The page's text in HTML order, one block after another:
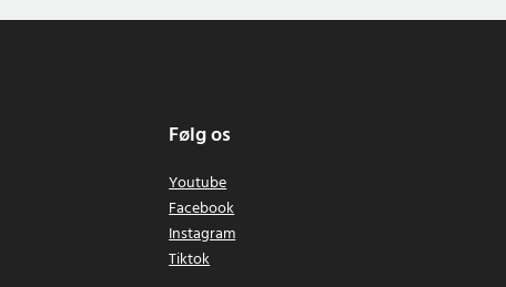
Følg os
Youtube
Facebook
Instagram
Tiktok